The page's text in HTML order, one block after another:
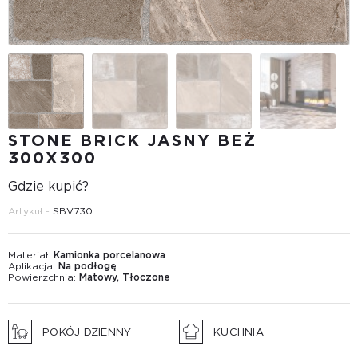
STONE BRICK JASNY BEŻ
300X300
Gdzie kupić?
Artykuł - SBV730
Materiał: Kamionka porcelanowa
Aplikacja: Na podłogę
Powierzchnia: Matowy, Tłoczone
POKÓJ DZIENNY KUCHNIA